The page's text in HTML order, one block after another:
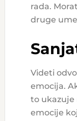
rada.
druge
Videti
emocija.
to ukazuje
emocije